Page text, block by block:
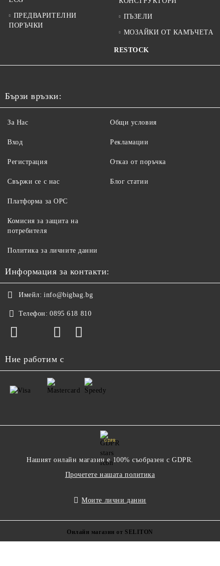
ПРЕДВАРИТЕЛНИ
ПОРЪЧКИ
ПЪЗЕЛИ
МОЗАЙКИ ОТ КАМЪЧЕТА
RESTOCK
Бързи връзки:
За Нас
Вход
Регистрация
Свържи се с нас
Общи условия
Рекламации
Отказ от поръчка
Блог статии
Платформа за ОРС
Комисия за защита на
потребителя
Политика за личните данни
Информация за контакти:
Имейл: info@bigbag.bg
Телефон: 0895 618 810
Ние работим с
GDPR
Нашият онлайн магазин е 100% съобразен с GDPR.
Прочетете нашата политика
Моите лични данни
Онлайн магазин от SELITON